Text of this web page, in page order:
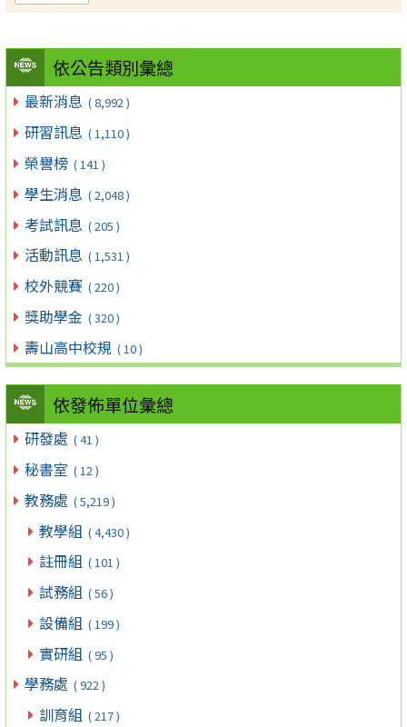
依公告類別彙總
最新消息 ( 8,992 )
研習訊息 ( 1,110 )
榮譽榜 ( 141 )
學生消息 ( 2,048 )
考試訊息 ( 205 )
活動訊息 ( 1,531 )
校外競賽 ( 220 )
獎助學金 ( 320 )
壽山高中校規 ( 10 )
依發佈單位彙總
研發處 ( 41 )
秘書室 ( 12 )
教務處 ( 5,219 )
教學組 ( 4,430 )
註冊組 ( 101 )
試務組 ( 56 )
設備組 ( 199 )
實研組 ( 95 )
學務處 ( 922 )
訓育組 ( 217 )